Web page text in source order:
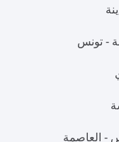
- تونس
- العاصمة